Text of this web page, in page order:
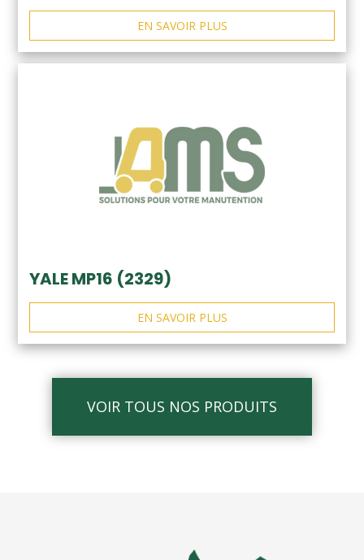
EN SAVOIR PLUS
YALE MP16 (2329)
EN SAVOIR PLUS
VOIR TOUS NOS PRODUITS